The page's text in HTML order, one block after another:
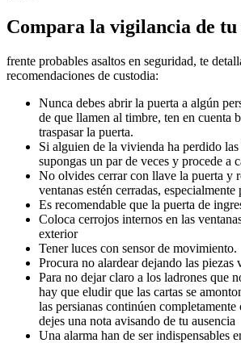
Compara la vigilancia de
frente probables asaltos en seguridad, te
recomendaciones de custodia:
Nunca debes abrir la puerta a algún
de que llamen al timbre, ten en cuenta
traspasar la puerta.
Si alguien de la vivienda ha perdido
supongas un par de veces y procede a
No olvides cerrar con llave la puerta y
ventanas estén cerradas, especialmente
Es recomendable que la puerta de
Coloca cerrojos internos en las
exterior
Tener luces con sensor de movimiento.
Procura no alardear dejando las piezas
Para no dejar claro a los ladrones que
hay que eludir que las cartas se
las persianas continúen completamente
dejes una nota avisando de tu ausencia
Una alarma han de ser indispensables